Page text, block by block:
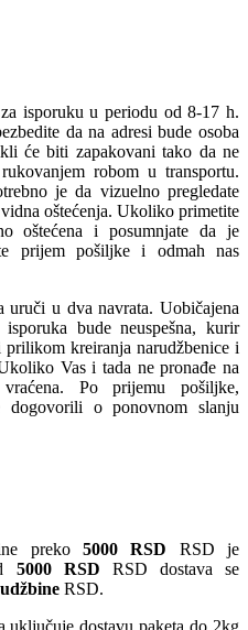
isporuku u periodu od 8-17 h.
da na adresi bude osoba
će biti zapakovani tako da ne
robom u transportu.
je da vizuelno pregledate
oštećenja. Ukoliko primetite
oštećena i posumnjate da je
prijem pošiljke i odmah nas
u dva navrata. Uobičajena
bude neuspešna, kurir
kreiranja narudžbenice i
Vas i tada ne pronađe na
Po prijemu pošiljke,
dogovorili o ponovnom slanju
preko 5000 RSD RSD je
5000 RSD RSD dostava se
RSD.